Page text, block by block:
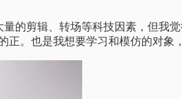
的剪辑、转场等科技因素，但
。也是我想要学习和模仿的对象